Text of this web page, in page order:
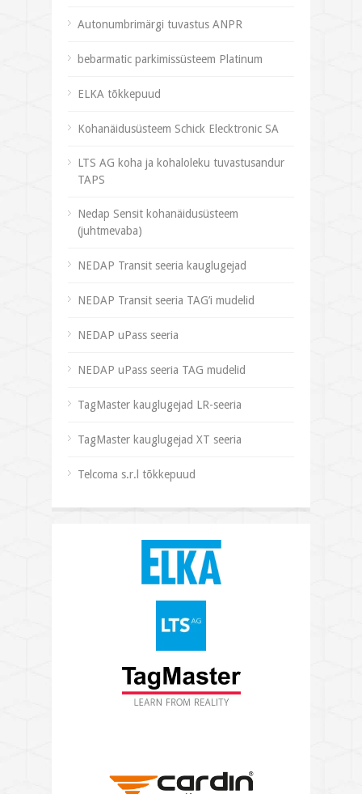
Autonumbrimärgi tuvastus ANPR
bebarmatic parkimissüsteem Platinum
ELKA tõkkepuud
Kohanäidusüsteem Schick Elecktronic SA
LTS AG koha ja kohaloleku tuvastusandur
TAPS
Nedap Sensit kohanäidusüsteem
(juhtmevaba)
NEDAP Transit seeria kauglugejad
NEDAP Transit seeria TAG’i mudelid
NEDAP uPass seeria
NEDAP uPass seeria TAG mudelid
TagMaster kauglugejad LR-seeria
TagMaster kauglugejad XT seeria
Telcoma s.r.l tõkkepuud